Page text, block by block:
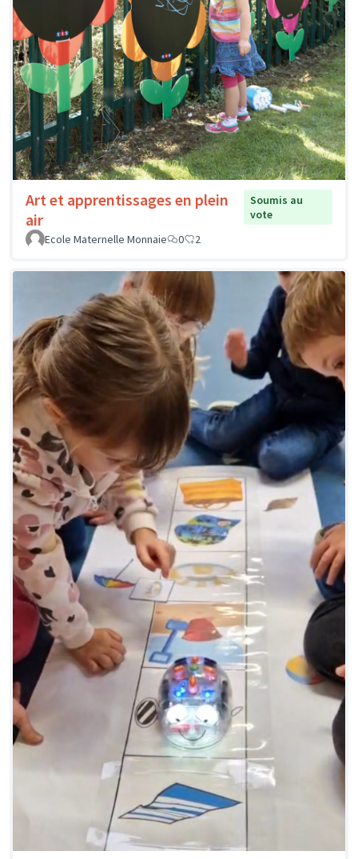
Art et apprentissages en plein
air
Soumis au
vote
Ecole Maternelle Monnaie
0 2